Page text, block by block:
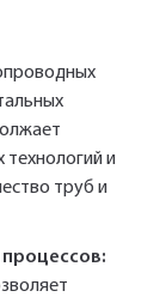
технологий и
труб и